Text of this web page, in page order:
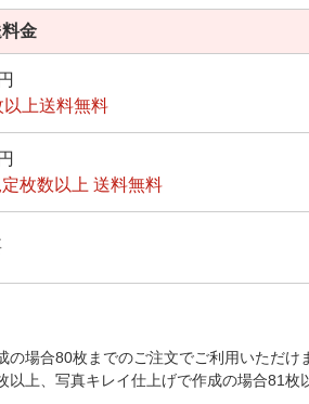
金
以上送料無料
枚数以上 送料無料
場合80枚までのご注文でご利用いただけ
上、写真キレイ仕上げで作成の場合81枚